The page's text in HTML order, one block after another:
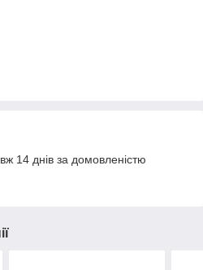
14 днів за домовленістю